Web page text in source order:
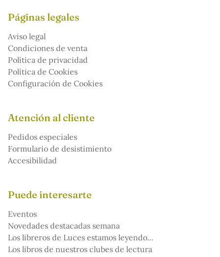
Páginas legales
Aviso legal
Condiciones de venta
Política de privacidad
Política de Cookies
Configuración de Cookies
Atención al cliente
Pedidos especiales
Formulario de desistimiento
Accesibilidad
Puede interesarte
Eventos
Novedades destacadas semana
Los libreros de Luces estamos leyendo...
Los libros de nuestros clubes de lectura